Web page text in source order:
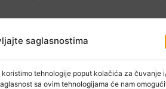
saglasnostima
tehnologije poput kolačića za čuvanje
sa ovim tehnologijama će nam